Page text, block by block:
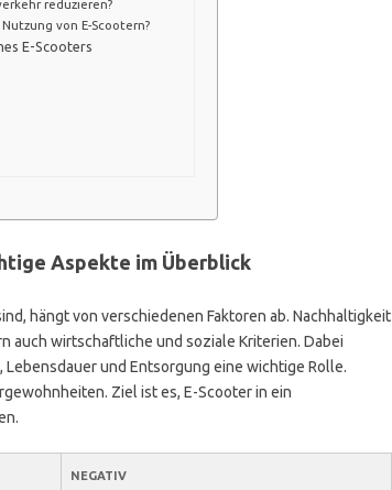
reduzieren?
von E-Scootern?
E-Scooters
Aspekte im Überblick
hängt von verschiedenen Faktoren ab. Nachhaltigkeit
auch wirtschaftliche und soziale Kriterien. Dabei
und Entsorgung eine wichtige Rolle.
Ziel ist es, E-Scooter in ein
NEGATIV